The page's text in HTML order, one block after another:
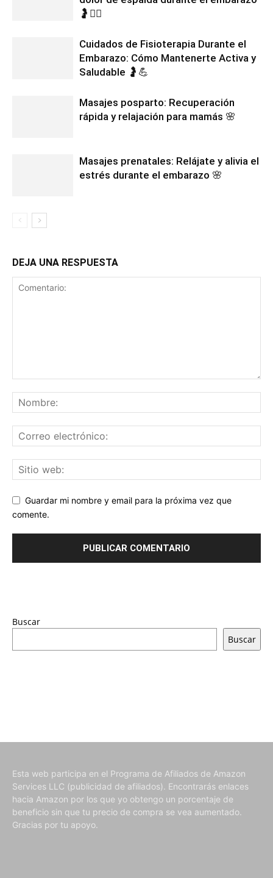
🤰🧘‍♀️
Cuidados de Fisioterapia Durante el
Embarazo: Cómo Mantenerte Activa y
Saludable 🤰💪
Masajes posparto: Recuperación
rápida y relajación para mamás 🌸
Masajes prenatales: Relájate y alivia el
estrés durante el embarazo 🌸
DEJA UNA RESPUESTA
Guardar mi nombre y email para la próxima vez que
comente.
Buscar
Buscar
Esta web participa en el Programa de Afiliados de Amazon
Services LLC (publicidad de afiliados). Encontrarás enlaces
hacia Amazon por los que yo obtengo un porcentaje de
beneficio sin que tu precio de compra se vea aumentado.
Gracias por tu apoyo.